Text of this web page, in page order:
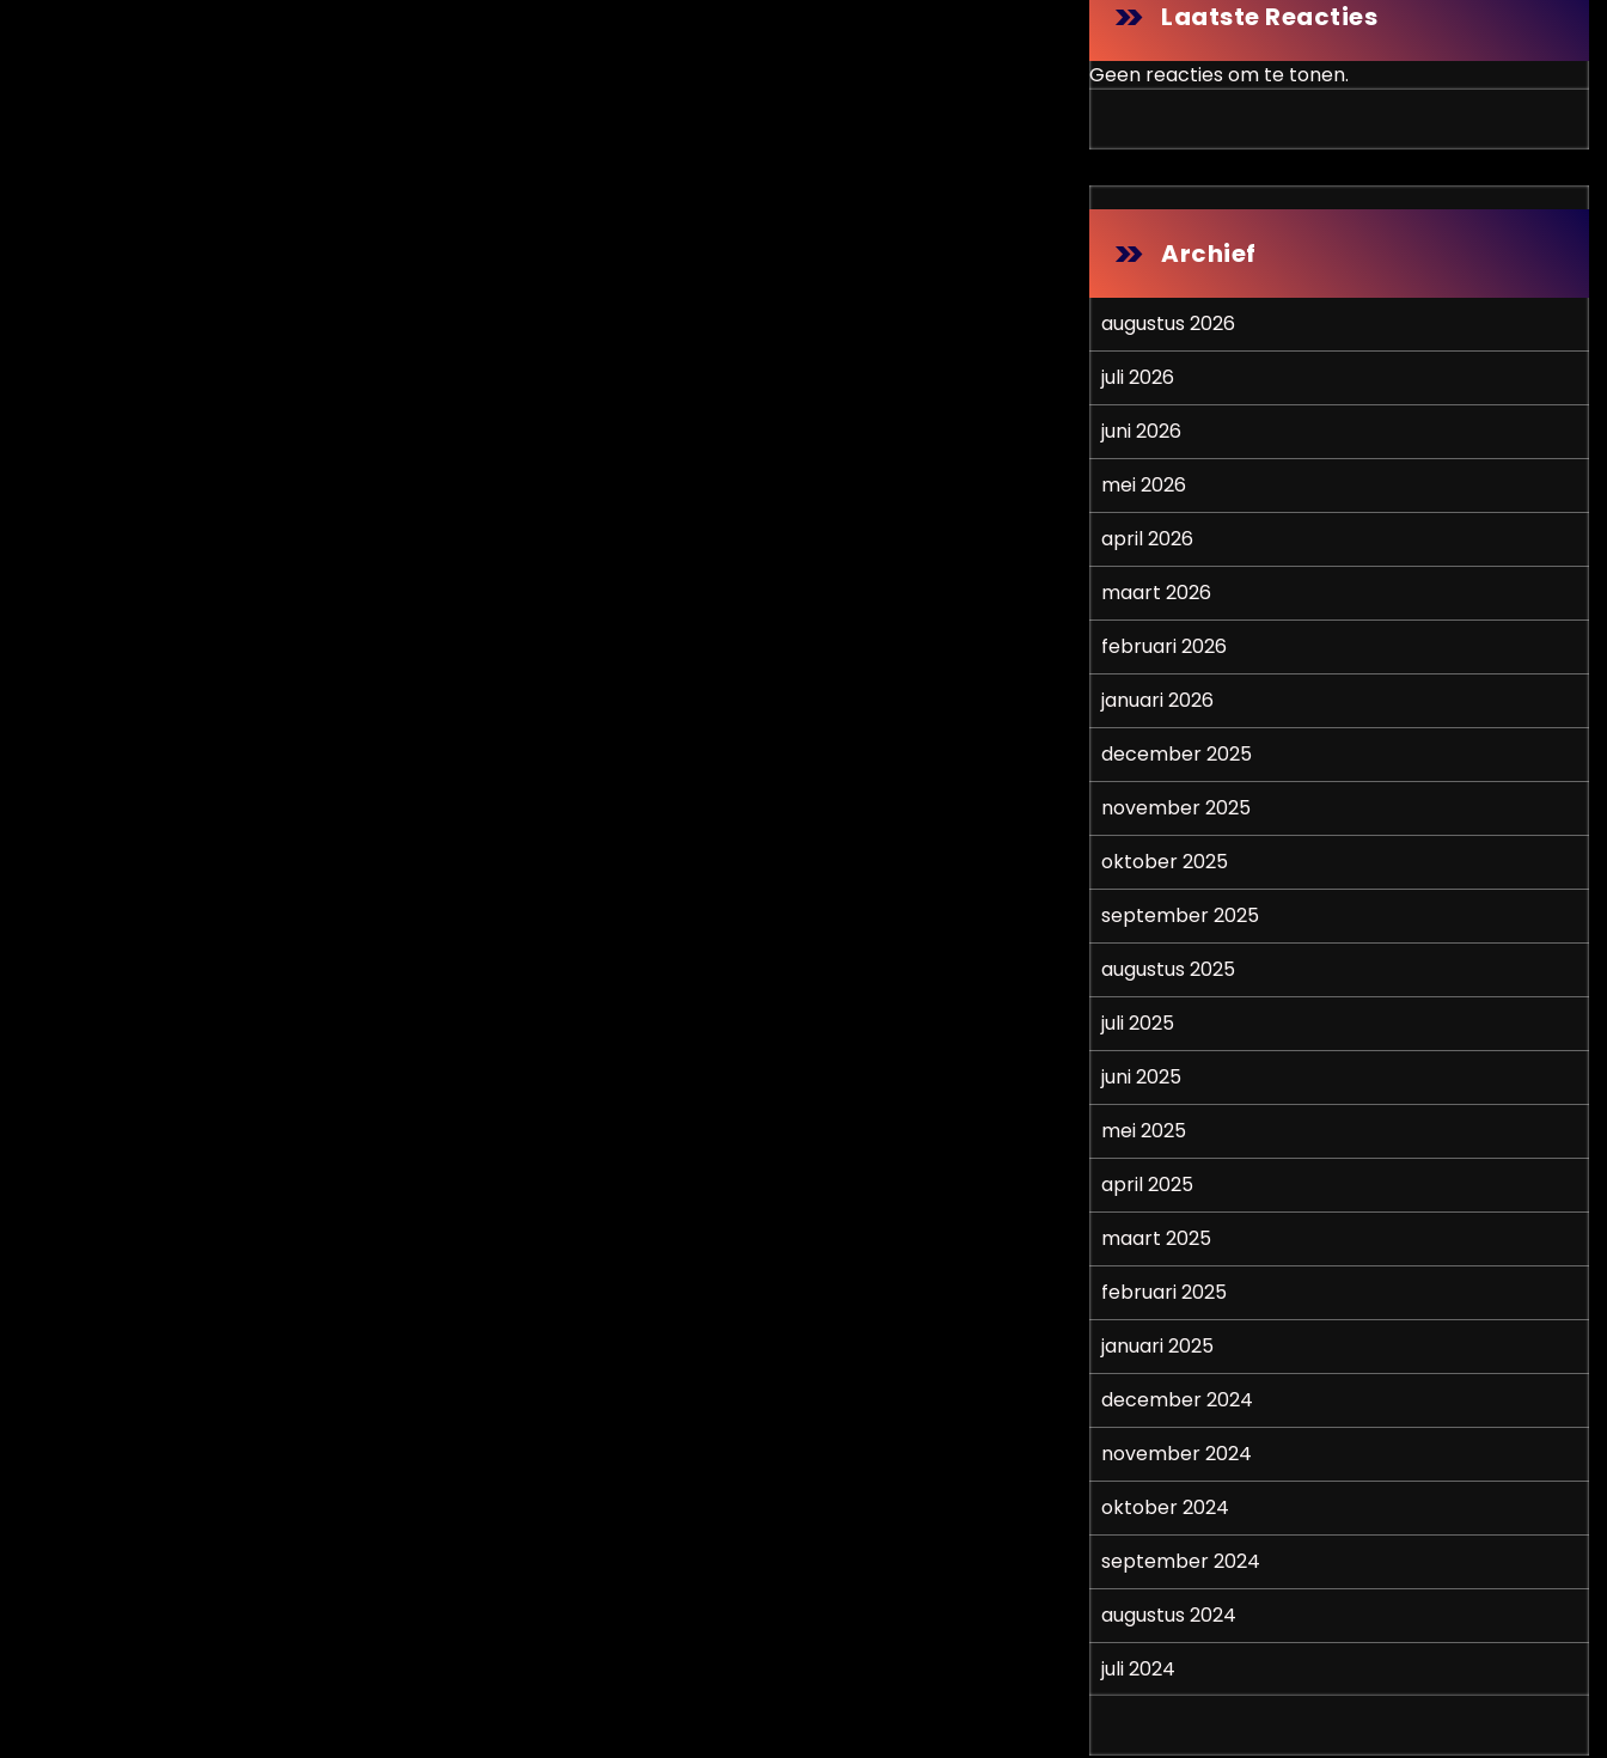
Laatste Reacties
Geen reacties om te tonen.
Archief
augustus 2026
juli 2026
juni 2026
mei 2026
april 2026
maart 2026
februari 2026
januari 2026
december 2025
november 2025
oktober 2025
september 2025
augustus 2025
juli 2025
juni 2025
mei 2025
april 2025
maart 2025
februari 2025
januari 2025
december 2024
november 2024
oktober 2024
september 2024
augustus 2024
juli 2024